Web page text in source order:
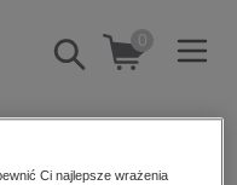
Pokaż/schowaj
wyszukiwarkę
0
Ci najlepsze wrażenia